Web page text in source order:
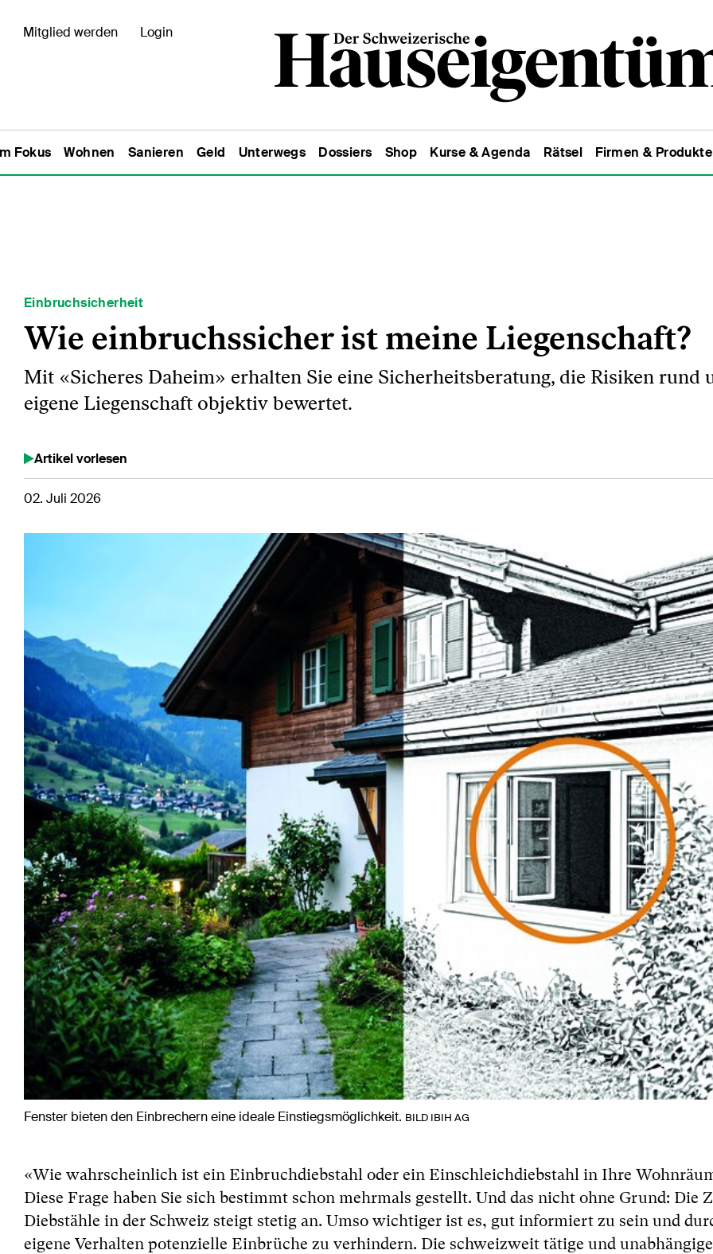
Mitglied werden Login
Fokus Wohnen Sanieren Geld Unterwegs Dossiers Shop Kurse & Agenda Rätsel Firmen & Produkte
Einbruchsicherheit
Wie einbruchssicher ist meine Liegenschaft?
Mit «Sicheres Daheim» erhalten Sie eine Sicherheitsberatung, die Risiken rund
eigene Liegenschaft objektiv bewertet.
Artikel vorlesen
02. Juli 2026
Fenster bieten den Einbrechern eine ideale Einstiegsmöglichkeit. BILD IBIH AG
«Wie wahrscheinlich ist ein Einbruchdiebstahl oder ein Einschleichdiebstahl in Ihre
Diese Frage haben Sie sich bestimmt schon mehrmals gestellt. Und das nicht ohne Grund: Die
Diebstähle in der Schweiz steigt stetig an. Umso wichtiger ist es, gut informiert zu sein und
eigene Verhalten potenzielle Einbrüche zu verhindern. Die schweizweit tätige und unabhängige